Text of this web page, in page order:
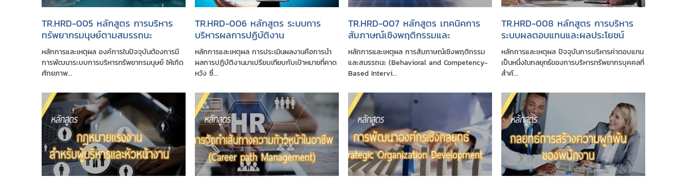
TR.HRD-005 หลักสูตร การบริหาร
ทรัพยากรมนุษย์ตามสมรรถนะ
(Competency-Based Human
Resource Management)
หลักการและเหตุผล องค์การในปัจจุบันต้องการมี
การพัฒนาระบบการบริหารทรัพยากรมนุษย์ ให้เกิด
ศักยภาพ...
TR.HRD-006 หลักสูตร ระบบการ
บริหารผลการปฏิบัติงาน
(Performance Management
System: PMS)
หลักการและเหตุผล การประเมินผลงานคือการนำ
ผลการปฏิบัติงานมาเปรียบเทียบกับเป้าหมายที่คาด
หวัง ซึ่...
TR.HRD-007 หลักสูตร เทคนิคการ
สัมภาษณ์เชิงพฤติกรรมและ
สมรรถนะ Competency
หลักการและเหตุผล การสัมภาษณ์เชิงพฤติกรรม
และสมรรถนะ (Behavioral and Competency-
Based Intervi...
TR.HRD-008 หลักสูตร การบริหาร
ระบบผลตอบแทนและผลประโยชน์
พนักงาน
หลักการและเหตุผล ปัจจุบันการบริหารค่าตอบแทน
เป็นหนึ่งในกลยุทธ์ของการบริหารทรัพยากรบุคคลที่
สำคั...